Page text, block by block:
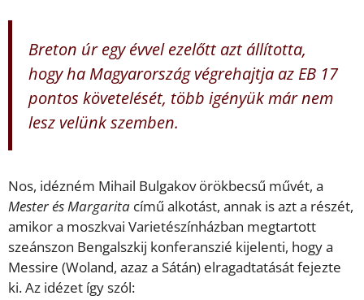
Breton úr egy évvel ezelőtt azt állította,
hogy ha Magyarország végrehajtja az EB 17
pontos követelését, több igényük már nem
lesz velünk szemben.
Nos, idézném Mihail Bulgakov örökbecsű művét, a
Mester és Margarita című alkotást, annak is azt a részét,
amikor a moszkvai Varietészínházban megtartott
szeánszon Bengalszkij konferanszié kijelenti, hogy a
Messire (Woland, azaz a Sátán) elragadtatását fejezte
ki. Az idézet így szól: